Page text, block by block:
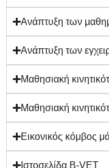
Ανάπτυξη των
Ανάπτυξη των
Μαθησιακή
Μαθησιακή
Εικονικός κόμβος
Ιστοσελίδα B-VET